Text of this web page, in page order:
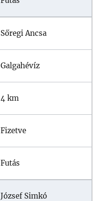
Sőregi Ancsa
Galgahévíz
4 km
Fizetve
Futás
József Simkó